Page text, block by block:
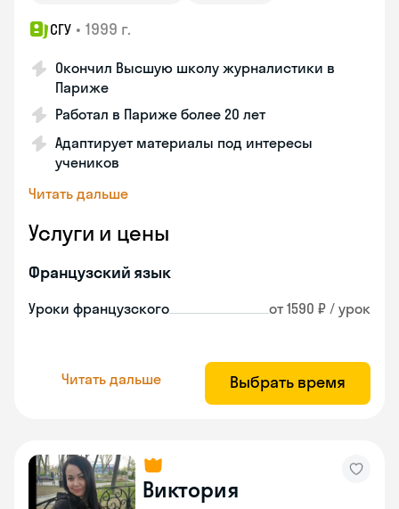
СГУ • 1999 г.
Окончил Высшую школу журналистики в
Париже
Работал в Париже более 20 лет
Адаптирует материалы под интересы
учеников
Читать дальше
Услуги и цены
Французский язык
Уроки французского от 1590 ₽ / урок
Читать дальше Выбрать время
Виктория